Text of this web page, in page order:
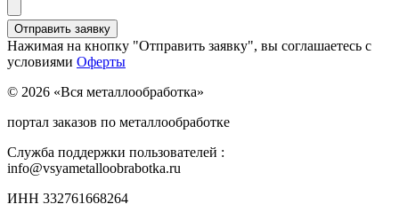
Нажимая на кнопку "Отправить заявку", вы соглашаетесь с
условиями Оферты
© 2026 «Вся металлообработка»
портал заказов по металлообработке
Служба поддержки пользователей :
info@vsyametalloobrabotka.ru
ИНН 332761668264